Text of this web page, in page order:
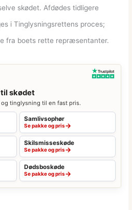
skødet. Afdødes tidligere
i Tinglysningsrettens proces;
fra boets rette repræsentanter.
skødet
tinglysning til en fast pris.
Samlivsophør
Se pakke og pris→
Skilsmisseskøde
Se pakke og pris→
Dødsboskøde
Se pakke og pris→